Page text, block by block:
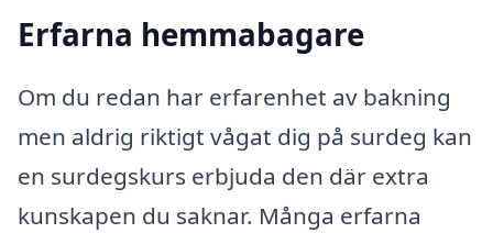
Erfarna hemmabagare
Om du redan har erfarenhet av bakning
men aldrig riktigt vågat dig på surdeg kan
en surdegskurs erbjuda den där extra
kunskapen du saknar. Många erfarna